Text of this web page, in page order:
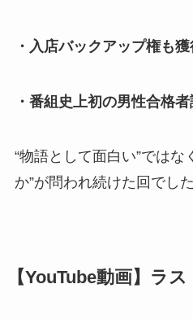
・入店バックアップ権も獲
・番組史上初の男性合格
“物語として面白い”ではな
か”が問われ続けた回でした
【YouTube動画】ラ